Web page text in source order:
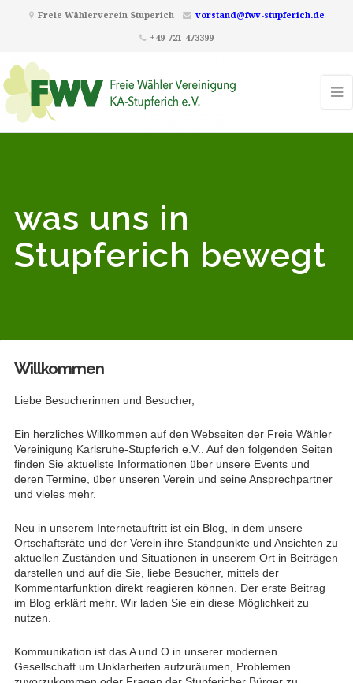
Freie Wählerverein Stuperich
vorstand@fwv-stupferich.de
+49-721-473399
was uns in
Stupferich bewegt
Willkommen
Liebe Besucherinnen und Besucher,
Ein herzliches Willkommen auf den Webseiten der Freie Wähler
Vereinigung Karlsruhe-Stupferich e.V.. Auf den folgenden Seiten
finden Sie aktuellste Informationen über unsere Events und
deren Termine, über unseren Verein und seine Ansprechpartner
und vieles mehr.
Neu in unserem Internetauftritt ist ein Blog, in dem unsere
Ortschaftsräte und der Verein ihre Standpunkte und Ansichten zu
aktuellen Zuständen und Situationen in unserem Ort in Beiträgen
darstellen und auf die Sie, liebe Besucher, mittels der
Kommentarfunktion direkt reagieren können. Der erste Beitrag
im Blog erklärt mehr. Wir laden Sie ein diese Möglichkeit zu
nutzen.
Kommunikation ist das A und O in unserer modernen
Gesellschaft um Unklarheiten aufzuräumen, Problemen